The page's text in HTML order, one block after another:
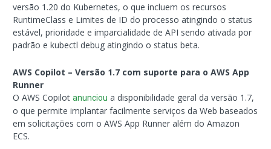
versão 1.20 do Kubernetes, o que incluem os recursos
RuntimeClass e Limites de ID do processo atingindo o status
estável, prioridade e imparcialidade de API sendo ativada por
padrão e kubectl debug atingindo o status beta.
AWS Copilot – Versão 1.7 com suporte para o AWS App
Runner
O AWS Copilotanunciou a disponibilidade geral da versão 1.7,
o que permite implantar facilmente serviços da Web baseados
em solicitações com o AWS App Runner além do Amazon
ECS.